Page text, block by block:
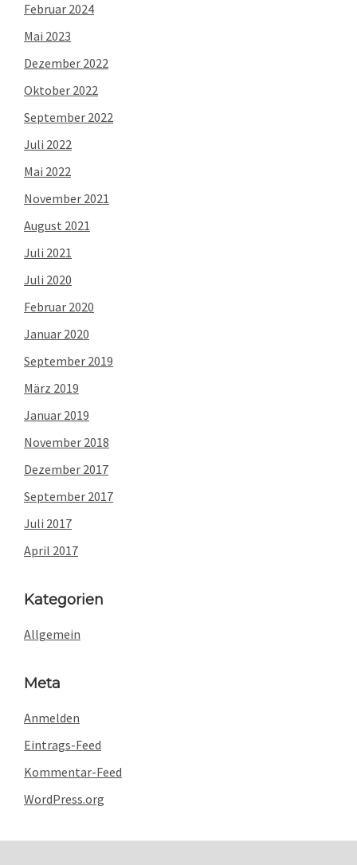
Februar 2024
Mai 2023
Dezember 2022
Oktober 2022
September 2022
Juli 2022
Mai 2022
November 2021
August 2021
Juli 2021
Juli 2020
Februar 2020
Januar 2020
September 2019
März 2019
Januar 2019
November 2018
Dezember 2017
September 2017
Juli 2017
April 2017
Kategorien
Allgemein
Meta
Anmelden
Eintrags-Feed
Kommentar-Feed
WordPress.org